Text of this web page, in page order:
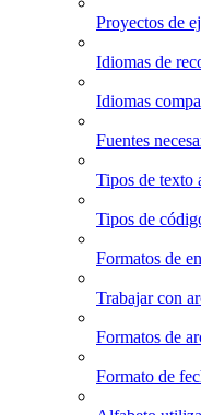
Proyectos de
Idiomas de
Idiomas
Fuentes
Tipos de texto
Tipos de
Formatos de
Trabajar con
Formatos de
Formato de